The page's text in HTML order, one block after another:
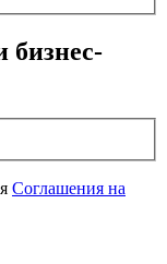
бизнес-
Соглашения на